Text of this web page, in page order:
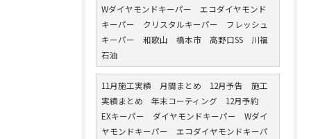
Wダイヤモンドキーパー エコダイヤモンド
キーパー クリスタルキーパー フレッシュ
キーパー 和歌山 橋本市 高野口SS 川福
石油
11月施工実績 月間まとめ 12月予告 施工
実績まとめ 年末コーティング 12月予約
EXキーパー ダイヤモンドキーパー Wダイ
ヤモンドキーパー エコダイヤモンドキーパ